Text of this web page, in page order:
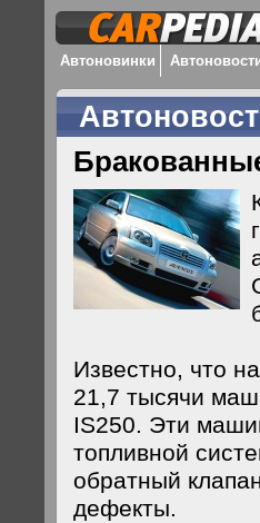
Автоновинки
Известно, что
21,7 тысячи
IS250. Эти
топливной
обратный
дефекты.